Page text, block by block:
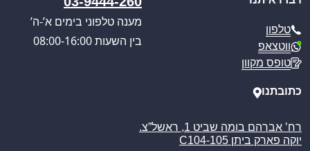
תקנון האתר
מדיניות משלוחים
ביטול עסקה
מאמרים
טלפון
ווטצאפ
טופס מקוון
מענה טלפוני בימים א’-ה’
בין השעות 08:00-16:00
כתובתנו
רח’ אברהם בומה שביט 1, ראשל”צ.
יוקה פארק ביתן C104-105